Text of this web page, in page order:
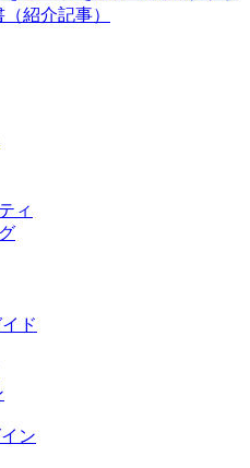
紹介記事）
ィ
ド
ン